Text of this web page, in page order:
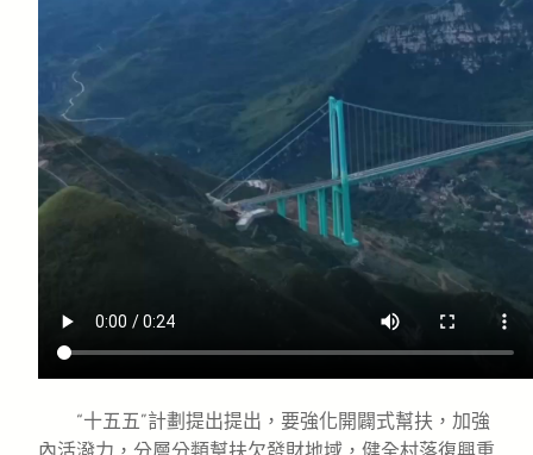
“十五五”計劃提出提出，要強化開闢式幫扶，加強